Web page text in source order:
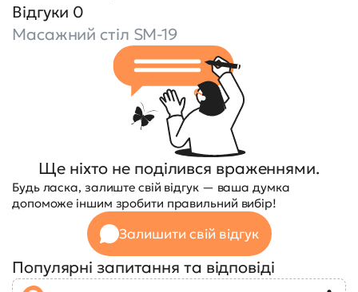
Відгуки 0
Масажний стіл SM-19
Ще ніхто не поділився враженнями.
Будь ласка, залиште свій відгук — ваша думка
допоможе іншим зробити правильний вибір!
Залишити свій відгук
Популярні запитання та відповіді